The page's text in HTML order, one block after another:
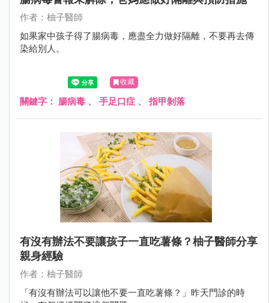
作者：柚子醫師
如果家中孩子得了腸病毒，應盡全力做好隔離，不要再去傳
染給別人。
收藏
關鍵字： 腸病毒 、 手足口症 、 指甲剝落
有沒有辦法不要讓孩子一直吃薯條？柚子醫師分享
親身經驗
作者：柚子醫師
「有沒有辦法可以讓他不要一直吃薯條？」昨天門診的時